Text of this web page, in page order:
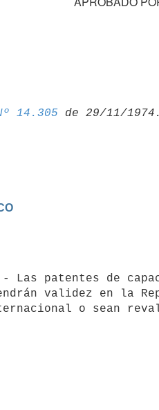
14.305
validez en la
o sean